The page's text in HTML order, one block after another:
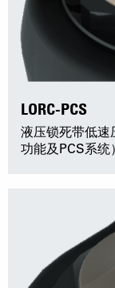
LORC-PCS
液压锁死带低速
功能及PCS系统